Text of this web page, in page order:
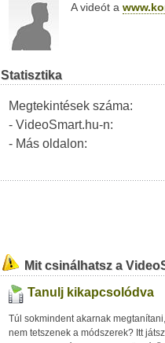
A videót a
Statisztika
Megtekintések száma:
- VideoSmart.hu-n:
- Más oldalon:
Mit csinálhatsz a
Tanulj kikapcsolódva
Túl sokmindent akarnak
nem tetszenek a módszerek? Itt